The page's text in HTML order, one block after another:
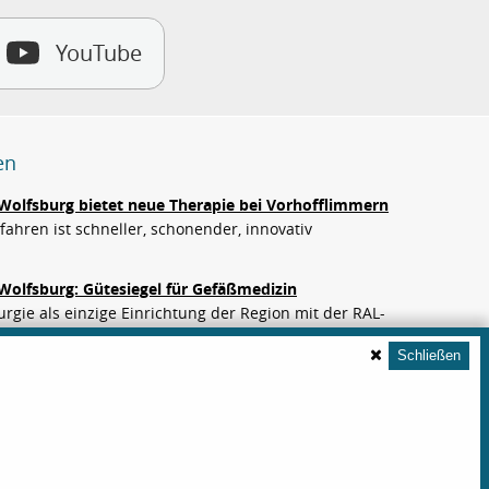
Schließen
YouTube
bietet neue Therapie bei Vorhofflimmern
ist schneller, schonender, innovativ
Gütesiegel für Gefäßmedizin
als einzige Einrichtung der Region mit der RAL-
für die Behandlung von Aortenaneurysmen sowie